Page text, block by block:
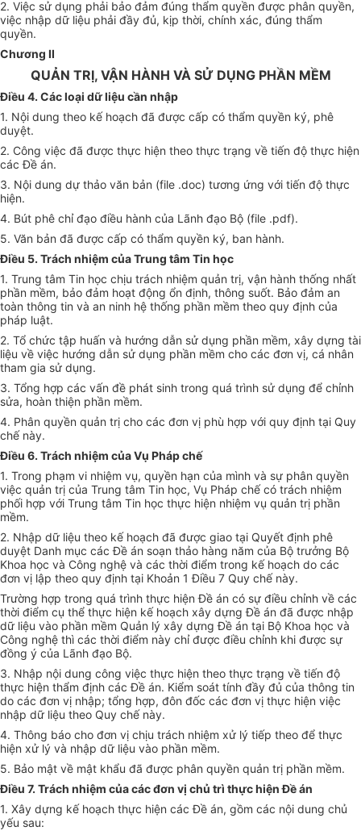
2. Việc sử dụng phải bảo đảm đúng thẩm quyền được phân quyền,
việc nhập dữ liệu phải đầy đủ, kịp thời, chính xác, đúng thẩm
quyền.
Chương II
QUẢN TRỊ, VẬN HÀNH VÀ SỬ DỤNG PHẦN MỀM
Điều 4. Các loại dữ liệu cần nhập
1. Nội dung theo kế hoạch đã được cấp có thẩm quyền ký, phê
duyệt.
2. Công việc đã được thực hiện theo thực trạng về tiến độ thực hiện
các Đề án.
3. Nội dung dự thảo văn bản (file .doc) tương ứng với tiến độ thực
hiện.
4. Bút phê chỉ đạo điều hành của Lãnh đạo Bộ (file .pdf).
5. Văn bản đã được cấp có thẩm quyền ký, ban hành.
Điều 5. Trách nhiệm của Trung tâm Tin học
1. Trung tâm Tin học chịu trách nhiệm quản trị, vận hành thống nhất
phần mềm, bảo đảm hoạt động ổn định, thông suốt. Bảo đảm an
toàn thông tin và an ninh hệ thống phần mềm theo quy định của
pháp luật.
2. Tổ chức tập huấn và hướng dẫn sử dụng phần mềm, xây dựng tài
liệu về việc hướng dẫn sử dụng phần mềm cho các đơn vị, cá nhân
tham gia sử dụng.
3. Tổng hợp các vấn đề phát sinh trong quá trình sử dụng để chỉnh
sửa, hoàn thiện phần mềm.
4. Phân quyền quản trị cho các đơn vị phù hợp với quy định tại Quy
chế này.
Điều 6. Trách nhiệm của Vụ Pháp chế
1. Trong phạm vi nhiệm vụ, quyền hạn của mình và sự phân quyền
việc quản trị của Trung tâm Tin học, Vụ Pháp chế có trách nhiệm
phối hợp với Trung tâm Tin học thực hiện nhiệm vụ quản trị phần
mềm.
2. Nhập dữ liệu theo kế hoạch đã được giao tại Quyết định phê
duyệt Danh mục các Đề án soạn thảo hàng năm của Bộ trưởng Bộ
Khoa học và Công nghệ và các thời điểm trong kế hoạch do các
đơn vị lập theo quy định tại Khoản 1 Điều 7 Quy chế này.
Trường hợp trong quá trình thực hiện Đề án có sự điều chỉnh về các
thời điểm cụ thể thực hiện kế hoạch xây dựng Đề án đã được nhập
dữ liệu vào phần mềm Quản lý xây dựng Đề án tại Bộ Khoa học và
Công nghệ thì các thời điểm này chỉ được điều chỉnh khi được sự
đồng ý của Lãnh đạo Bộ.
3. Nhập nội dung công việc thực hiện theo thực trạng về tiến độ
thực hiện thẩm định các Đề án. Kiểm soát tính đầy đủ của thông tin
do các đơn vị nhập; tổng hợp, đôn đốc các đơn vị thực hiện việc
nhập dữ liệu theo Quy chế này.
4. Thông báo cho đơn vị chịu trách nhiệm xử lý tiếp theo để thực
hiện xử lý và nhập dữ liệu vào phần mềm.
5. Bảo mật về mật khẩu đã được phân quyền quản trị phần mềm.
Điều 7. Trách nhiệm của các đơn vị chủ trì thực hiện Đề án
1. Xây dựng kế hoạch thực hiện các Đề án, gồm các nội dung chủ
yếu sau: